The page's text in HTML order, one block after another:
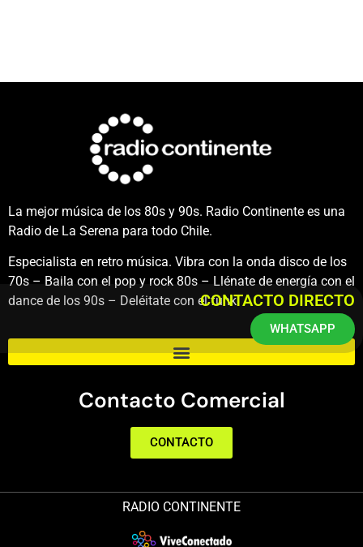
La mejor música de los 80s y 90s. Radio Continente es una
Radio de La Serena para todo Chile.
Especialista en retro música. Vibra con la onda disco de los
70s – Baila con el pop y rock 80s – Llénate de energía con el
dance de los 90s – Deléitate con el funk.
Contacto Comercial
CONTACTO
RADIO CONTINENTE
CONTACTO DIRECTO
WHATSAPP